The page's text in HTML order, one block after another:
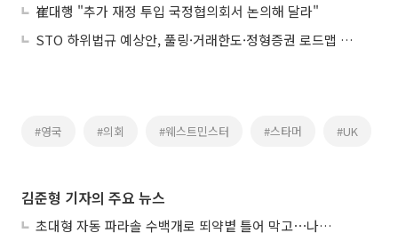
崔대행 "추가 재정 투입 국정협의회서 논의해 달라"
STO 하위법규 예상안, 풀링·거래한도·정형증권 로드맵 제시
#영국 #의회 #웨스트민스터 #스타머 #UK
김준형 기자의 주요 뉴스
초대형 자동 파라솔 수백개로 뙤약볕 틀어 막고⋯나라별 폭염 생존법